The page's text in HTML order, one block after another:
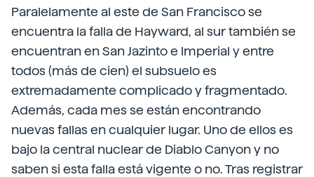
Paralelamente al este de San Francisco se
encuentra la falla de Hayward, al sur también se
encuentran en San Jazinto e Imperial y entre
todos (más de cien) el subsuelo es
extremadamente complicado y fragmentado.
Además, cada mes se están encontrando
nuevas fallas en cualquier lugar. Uno de ellos es
bajo la central nuclear de Diablo Canyon y no
saben si esta falla está vigente o no. Tras registrar